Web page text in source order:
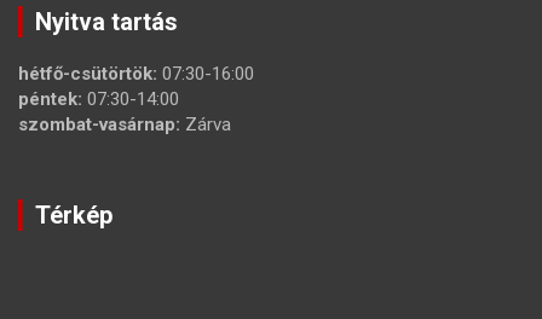
Nyitva tartás
hétfő-csütörtök: 07:30-16:00
péntek: 07:30-14:00
szombat-vasárnap: Zárva
Térkép